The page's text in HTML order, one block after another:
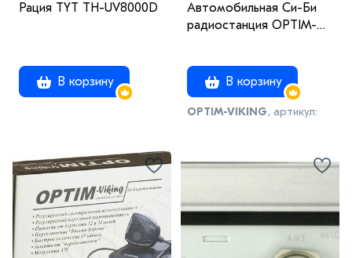
Рация TYT TH-UV8000D
В корзину
Автомобильная Cи-Би
радиостанция OPTIM-
В корзину
OPTIM-VIKING, артикул: